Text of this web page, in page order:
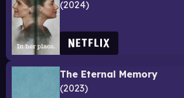
2024
The Eternal Memory
2023